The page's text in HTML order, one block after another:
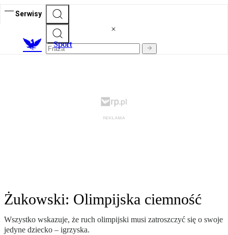
Serwisy
Sport
Żukowski: Olimpijska ciemność
Wszystko wskazuje, że ruch olimpijski musi zatroszczyć się o swoje
jedyne dziecko – igrzyska.